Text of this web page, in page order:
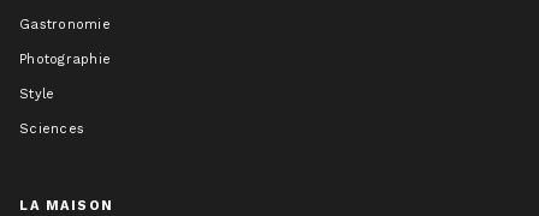
Gastronomie
Photographie
Style
Sciences
LA MAISON